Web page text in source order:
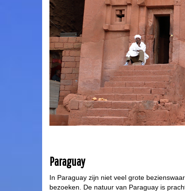
Paraguay
In Paraguay zijn niet veel grote
bezoeken. De natuur van Paraguay is